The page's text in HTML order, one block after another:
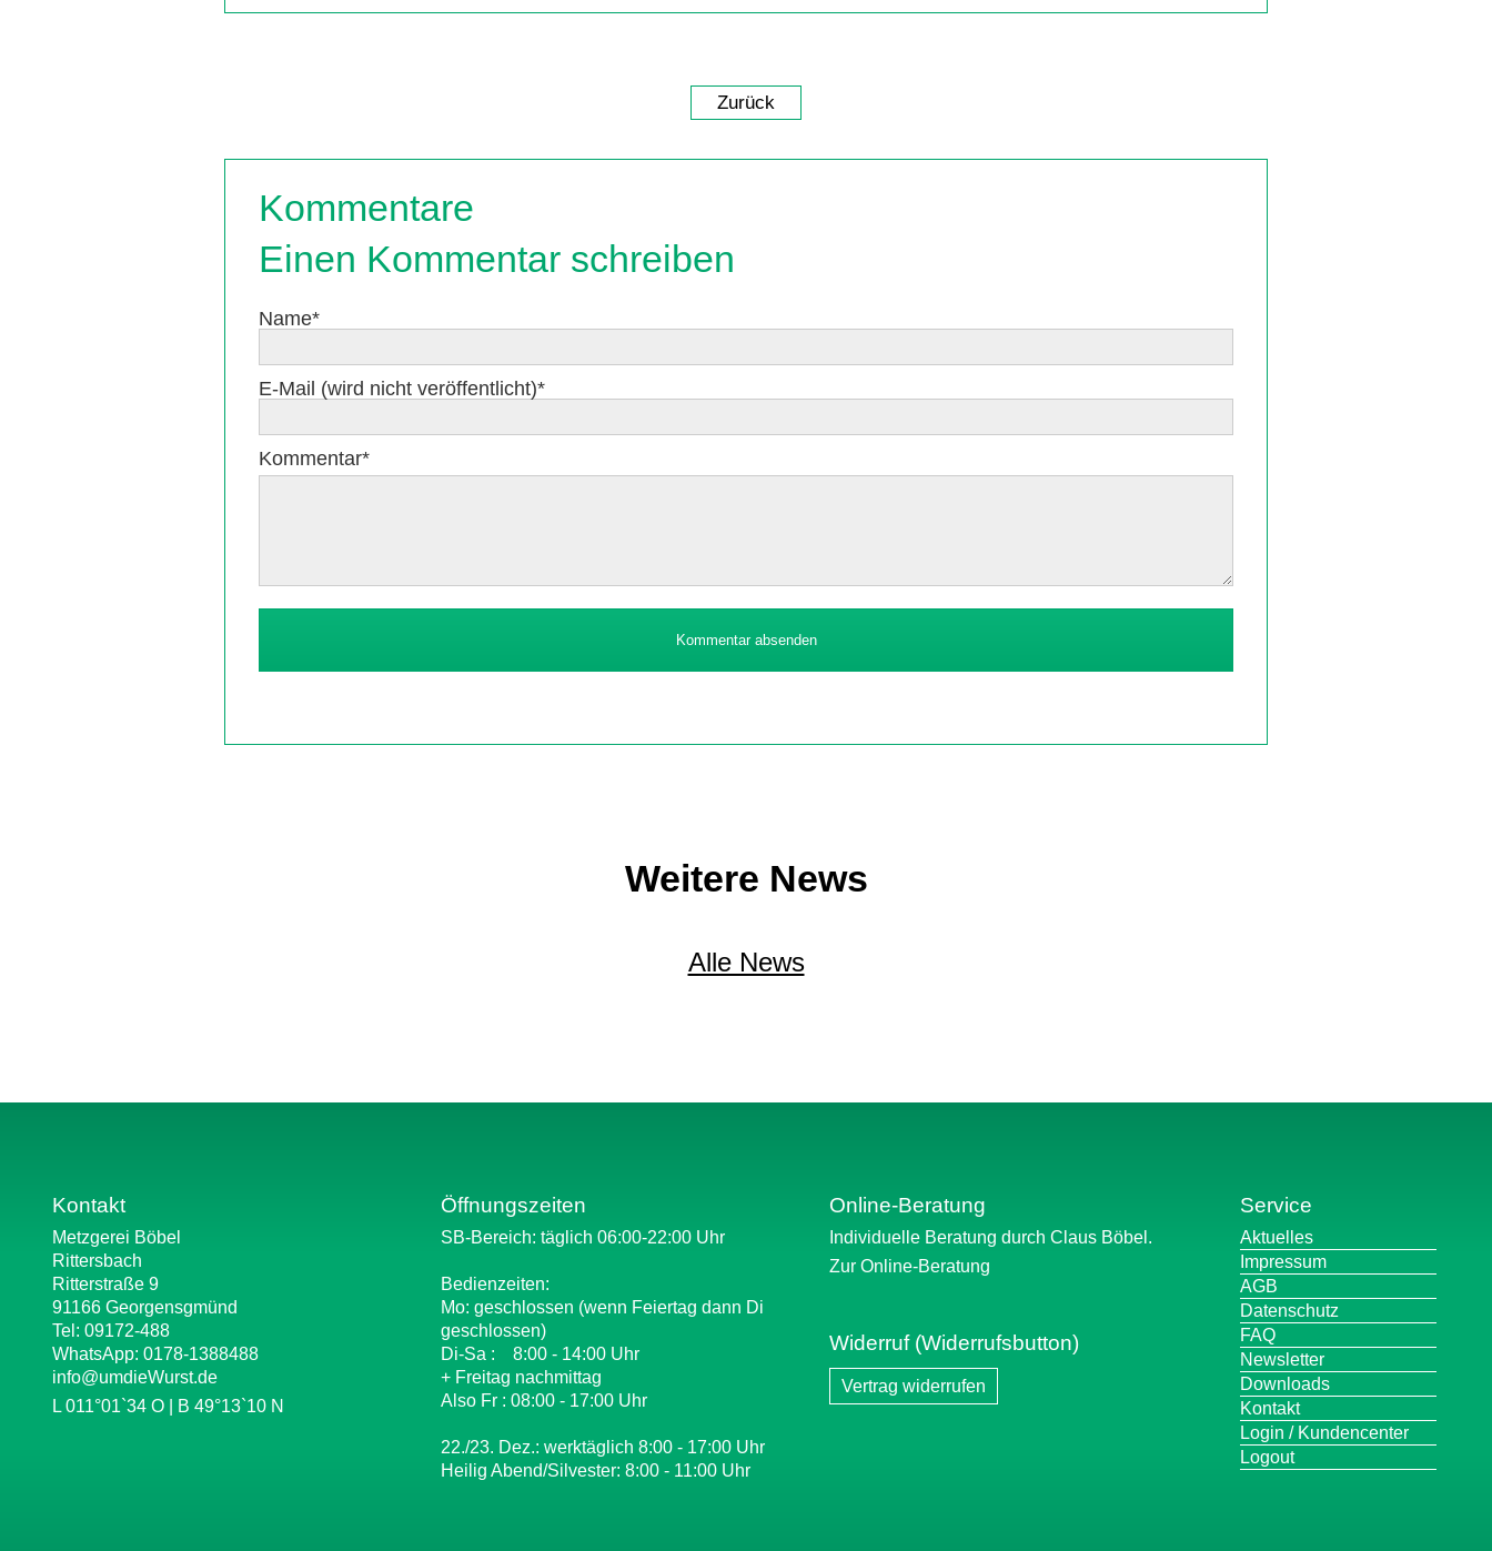
Zurück
Kommentare
Einen Kommentar schreiben
Pflichtfeld
Name*
Pflichtfeld
E-Mail (wird nicht veröffentlicht)*
Pflichtfeld
Kommentar*
Kommentar absenden
Weitere News
Alle News
Kontakt
Metzgerei Böbel
Rittersbach
Ritterstraße 9
91166 Georgensgmünd
Tel: 09172-488
WhatsApp: 0178-1388488
info@umdieWurst.de
L 011°01`34 O | B 49°13`10 N
Öffnungszeiten
SB-Bereich: täglich 06:00-22:00 Uhr
Bedienzeiten:
Mo: geschlossen (wenn Feiertag dann Di
geschlossen)
Di-Sa : 8:00 - 14:00 Uhr
+ Freitag nachmittag
Also Fr : 08:00 - 17:00 Uhr
22./23. Dez.: werktäglich 8:00 - 17:00 Uhr
Heilig Abend/Silvester: 8:00 - 11:00 Uhr
Online-Beratung
Individuelle Beratung durch Claus Böbel.
Zur Online-Beratung
Widerruf (Widerrufsbutton)
Vertrag widerrufen
Service
Navigation
überspringen
Aktuelles
Impressum
AGB
Datenschutz
FAQ
Newsletter
Downloads
Kontakt
Login / Kundencenter
Logout